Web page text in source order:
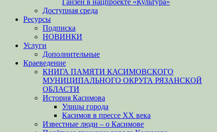
Ганзен в нацпроекте «Культура»
Доступная среда
Ресурсы
Подписка
НОВИНКИ
Услуги
Дополнительные
Краеведение
КНИГА ПАМЯТИ КАСИМОВСКОГО
МУНИЦИПАЛЬНОГО ОКРУГА РЯЗАНСКОЙ
ОБЛАСТИ
История Касимова
Улицы города
Касимов в прессе XX века
Известные люди – о Касимове